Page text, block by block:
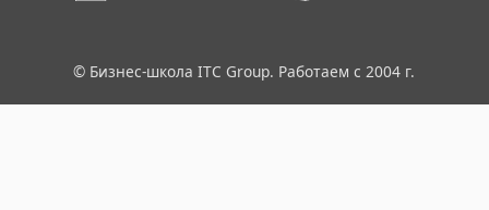
© Бизнес-школа ITC Group. Работаем с 2004 г.